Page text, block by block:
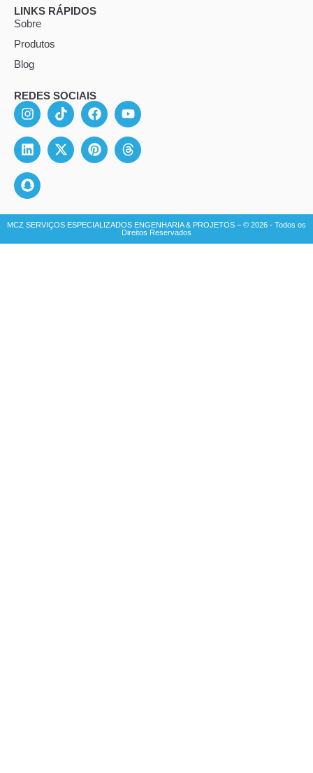
LINKS RÁPIDOS
Sobre
Produtos
Blog
REDES SOCIAIS
MCZ SERVIÇOS ESPECIALIZADOS ENGENHARIA & PROJETOS – © 2026 - Todos os
Direitos Reservados